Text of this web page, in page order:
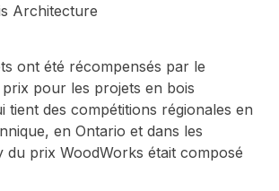
Architecture
ont été récompensés par le
pour les projets en bois
tient des compétitions régionales en
en Ontario et dans les
du prix WoodWorks était composé